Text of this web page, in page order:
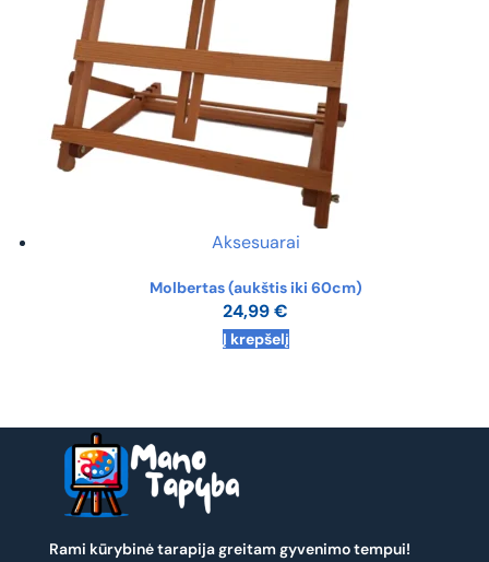
Aksesuarai
Molbertas (aukštis iki 60cm)
24,99€
Į krepšelį
Rami kūrybinė tarapija greitam gyvenimo tempui!